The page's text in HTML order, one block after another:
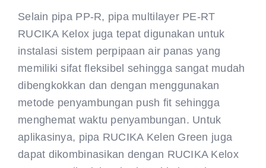
Selain pipa PP-R, pipa multilayer PE-RT
RUCIKA Kelox juga tepat digunakan untuk
instalasi sistem perpipaan air panas yang
memiliki sifat fleksibel sehingga sangat mudah
dibengkokkan dan dengan menggunakan
metode penyambungan push fit sehingga
menghemat waktu penyambungan. Untuk
aplikasinya, pipa RUCIKA Kelen Green juga
dapat dikombinasikan dengan RUCIKA Kelox